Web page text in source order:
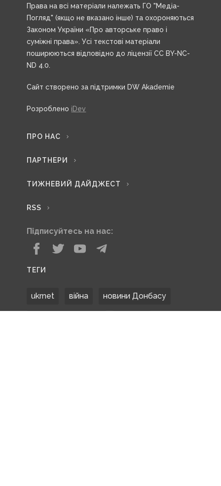
Права на всі матеріали належать ГО "Медіа-
Погляд" (якщо не вказано інше) та охороняються
Законом України «Про авторське право і
суміжні права». Усі текстові матеріали
поширюються відповідно до ліцензії CC BY-NC-
ND 4.0.
Сайт створено за підтримки DW Akademie
Розроблено iDev
ПРО НАС
ПАРТНЕРИ
ТИЖНЕВИЙ ДАЙДЖЕСТ
RSS
Підписуйтесь на нас:
ТЕГИ
ukrnet війна новини Донбасу